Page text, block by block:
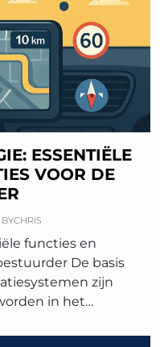
ESSENTIËLE
VOOR DE
BYCHRIS
functies en
De basis
zijn
in het…